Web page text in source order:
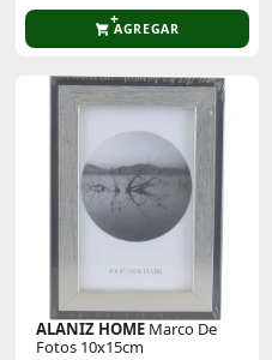
AGREGAR
ALANIZ HOME Marco De
Fotos 10x15cm